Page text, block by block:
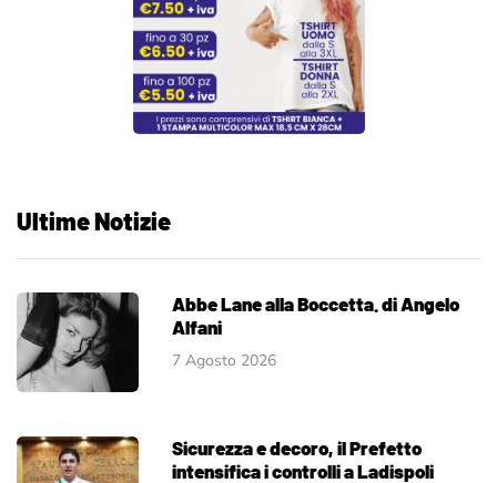
Ultime Notizie
Abbe Lane alla Boccetta. di Angelo
Alfani
7 Agosto 2026
Sicurezza e decoro, il Prefetto
intensifica i controlli a Ladispoli